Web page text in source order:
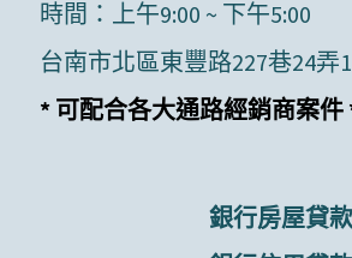
時間：上午9:00 ~ 下午5:00
台南市北區東豐路227巷24弄
* 可配合各大通路經銷商案件
銀行房屋貸款